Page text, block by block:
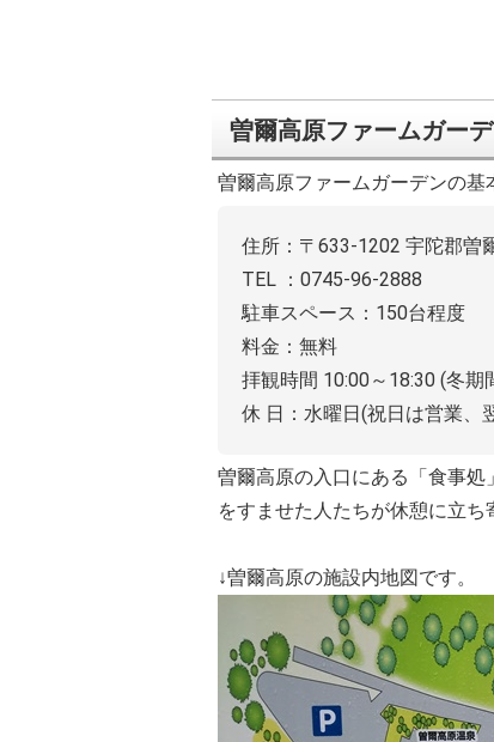
曽爾高原ファームガー
曽爾高原ファームガーデンの基
住所：〒633-1202 宇陀郡曽
TEL ：0745-96-2888
駐車スペース：150台程度
料金：無料
拝観時間 10:00～18:30 (冬期
休 日：水曜日(祝日は営業、
曽爾高原の入口にある「食事
をすませた人たちが休憩に立ち
↓曽爾高原の施設内地図です。